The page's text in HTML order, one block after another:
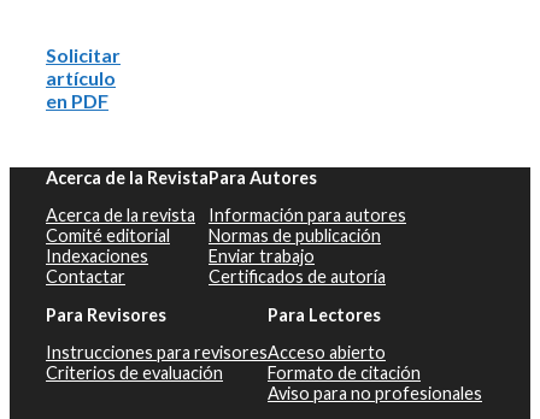
Solicitar
artículo
en PDF
Acerca de la Revista
Acerca de la revista
Comité editorial
Indexaciones
Contactar
Para Autores
Información para autores
Normas de publicación
Enviar trabajo
Certificados de autoría
Para Revisores
Instrucciones para revisores
Criterios de evaluación
Para Lectores
Acceso abierto
Formato de citación
Aviso para no profesionales